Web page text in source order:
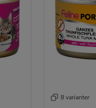
8 varianter